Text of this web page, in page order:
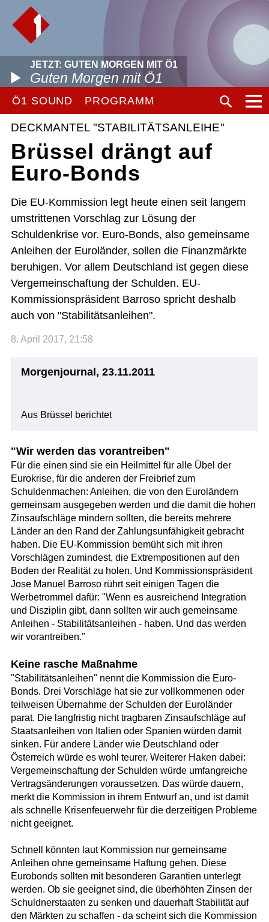
JETZT: GUTEN MORGEN MIT Ö1
Guten Morgen mit Ö1
Ö1 SOUND PROGRAMM
DECKMANTEL "STABILITÄTSANLEIHE"
Brüssel drängt auf
Euro-Bonds
Die EU-Kommission legt heute einen seit langem
umstrittenen Vorschlag zur Lösung der
Schuldenkrise vor. Euro-Bonds, also gemeinsame
Anleihen der Euroländer, sollen die Finanzmärkte
beruhigen. Vor allem Deutschland ist gegen diese
Vergemeinschaftung der Schulden. EU-
Kommissionspräsident Barroso spricht deshalb
auch von "Stabilitätsanleihen".
8. April 2017, 21:58
Morgenjournal, 23.11.2011
Aus Brüssel berichtet
"Wir werden das vorantreiben"
Für die einen sind sie ein Heilmittel für alle Übel der
Eurokrise, für die anderen der Freibrief zum
Schuldenmachen: Anleihen, die von den Euroländern
gemeinsam ausgegeben werden und die damit die hohen
Zinsaufschläge mindern sollten, die bereits mehrere
Länder an den Rand der Zahlungsunfähigkeit gebracht
haben. Die EU-Kommission bemüht sich mit ihren
Vorschlägen zumindest, die Extrempositionen auf den
Boden der Realität zu holen. Und Kommissionspräsident
Jose Manuel Barroso rührt seit einigen Tagen die
Werbetrommel dafür: "Wenn es ausreichend Integration
und Disziplin gibt, dann sollten wir auch gemeinsame
Anleihen - Stabilitätsanleihen - haben. Und das werden
wir vorantreiben."
Keine rasche Maßnahme
"Stabilitätsanleihen" nennt die Kommission die Euro-
Bonds. Drei Vorschläge hat sie zur vollkommenen oder
teilweisen Übernahme der Schulden der Euroländer
parat. Die langfristig nicht tragbaren Zinsaufschläge auf
Staatsanleihen von Italien oder Spanien würden damit
sinken. Für andere Länder wie Deutschland oder
Österreich würde es wohl teurer. Weiterer Haken dabei:
Vergemeinschaftung der Schulden würde umfangreiche
Vertragsänderungen voraussetzen. Das würde dauern,
merkt die Kommission in ihrem Entwurf an, und ist damit
als schnelle Krisenfeuerwehr für die derzeitigen Probleme
nicht geeignet.
Schnell könnten laut Kommission nur gemeinsame
Anleihen ohne gemeinsame Haftung gehen. Diese
Eurobonds sollten mit besonderen Garantien unterlegt
werden. Ob sie geeignet sind, die überhöhten Zinsen der
Schuldnerstaaten zu senken und dauerhaft Stabilität auf
den Märkten zu schaffen - da scheint sich die Kommission